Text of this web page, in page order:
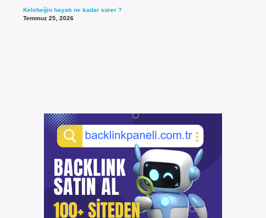
Kelebeğin hayatı ne kadar sürer ?
Temmuz 25, 2026